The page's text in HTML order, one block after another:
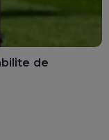
de